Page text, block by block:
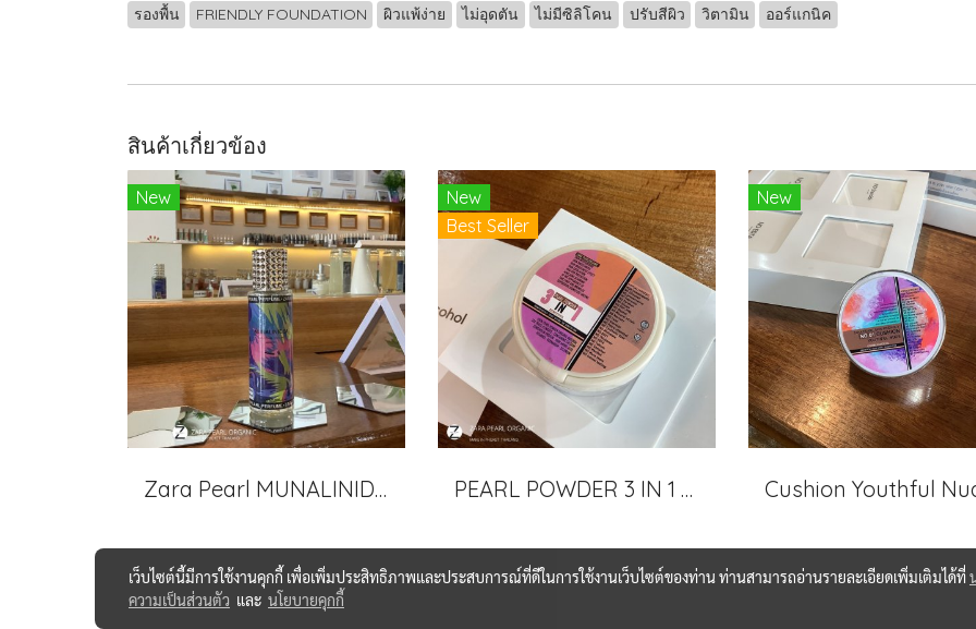
รองพื้น FRIENDLY FOUNDATION ผิวแพ้ง่าย ไม่อุดตัน ไม่มีซิลิโคน ปรับสีผิว วิตามิน ออร์แกนิค
สินค้าเกี่ยวข้อง
New
Zara Pearl MUNALINIDEA Perfume
New
Best Seller
PEARL POWDER 3 IN 1 “แป้งที่เป็นมากกว่าแป้ง “การบำรุงขั้นสุดที่ใช้ไข่มุก 100%(copy)
New
เว็บไซต์นี้มีการใช้งานคุกกี้ เพื่อเพิ่มประสิทธิภาพและประสบการณ์ที่ดีในการใช้งานเว็บไซต์ของท่าน ท่านสามารถอ่านรายละเอียดเพิ่มเติมได้ที่
ความเป็นส่วนตัว และ นโยบายคุกกี้